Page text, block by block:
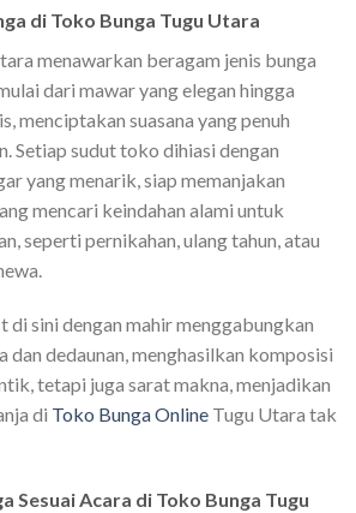
di Toko Bunga Tugu Utara
menawarkan beragam jenis bunga
dari mawar yang elegan hingga
menciptakan suasana yang penuh
Setiap sudut toko dihiasi dengan
yang menarik, siap memanjakan
mencari keindahan alami untuk
seperti pernikahan, ulang tahun, atau
di sini dengan mahir menggabungkan
dan dedaunan, menghasilkan komposisi
tetapi juga sarat makna, menjadikan
di Toko Bunga Online Tugu Utara tak
Sesuai Acara di Toko Bunga Tugu